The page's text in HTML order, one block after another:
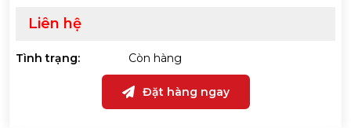
Liên hệ
Tình trạng: Còn hàng
Đặt hàng ngay